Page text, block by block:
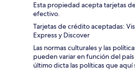
Esta propiedad acepta tarjetas
efectivo.
Tarjetas de crédito aceptadas:
Express y Discover
Las normas culturales y las
pueden variar en función del
último dicta las políticas que aquí